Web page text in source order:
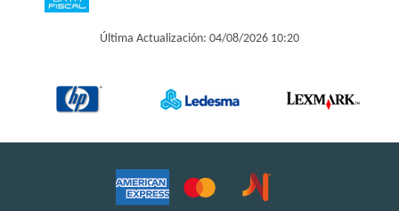
Última Actualización: 04/08/2026 10:20